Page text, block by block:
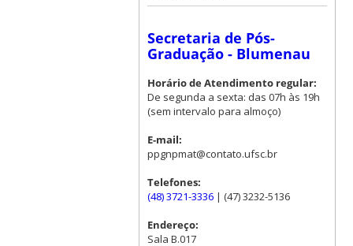
Secretaria de Pós-
Graduação - Blumenau
Horário de Atendimento regular:
De segunda a sexta: das 07h às 19h
(sem intervalo para almoço)
E-mail:
ppgnpmat@contato.ufsc.br
Telefones:
(48) 3721-3336| (47) 3232-5136
Endereço:
Sala B.017